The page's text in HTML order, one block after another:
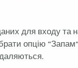
для входу та
опцію